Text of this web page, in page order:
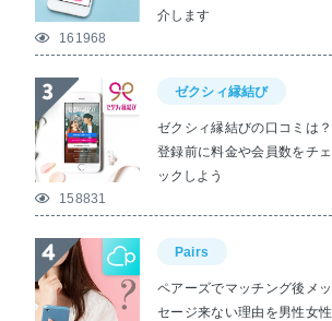
161968
介します
158831
ゼクシィ縁結び
ゼクシィ縁結びの口コミは？
登録前に料金や会員数をチェ
ックしよう
Pairs
ペアーズでマッチング後メッ
セージ来ない理由を男性女性